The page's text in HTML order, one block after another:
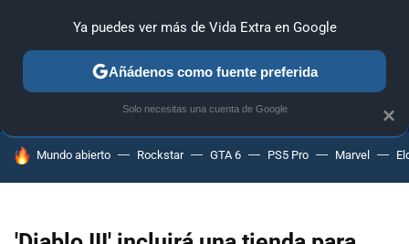
ANÁLISIS GUÍAS Y TRUCOS PC SONY NINTENDO
HOY SE HABLA DE
Mundo abierto Rockstar GTA 6 PS5 Pro Marvel
×
Ya puedes ver más de Vida Extra en Google
Añádenos como fuente preferida
Solo necesitas una cuenta de Google